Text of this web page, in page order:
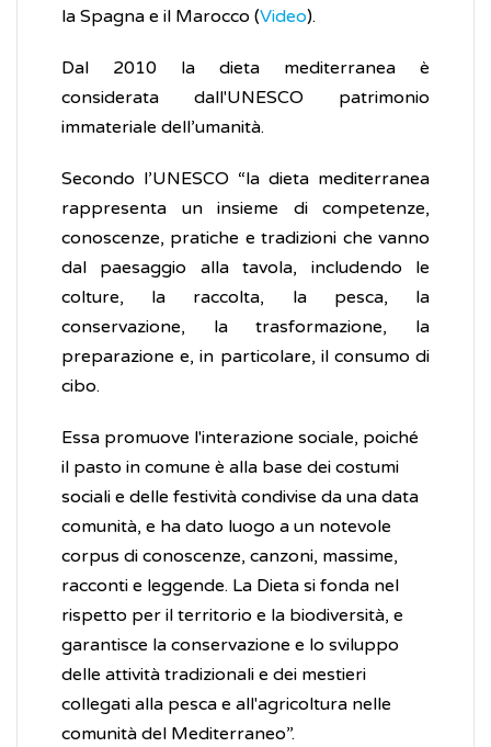
la Spagna e il Marocco (Video).
Dal 2010 la dieta mediterranea è
considerata dall'UNESCO patrimonio
immateriale dell’umanità.
Secondo l’UNESCO “la dieta mediterranea
rappresenta un insieme di competenze,
conoscenze, pratiche e tradizioni che vanno
dal paesaggio alla tavola, includendo le
colture, la raccolta, la pesca, la
conservazione, la trasformazione, la
preparazione e, in particolare, il consumo di
cibo.
Essa promuove l'interazione sociale, poiché
il pasto in comune è alla base dei costumi
sociali e delle festività condivise da una data
comunità, e ha dato luogo a un notevole
corpus di conoscenze, canzoni, massime,
racconti e leggende. La Dieta si fonda nel
rispetto per il territorio e la biodiversità, e
garantisce la conservazione e lo sviluppo
delle attività tradizionali e dei mestieri
collegati alla pesca e all'agricoltura nelle
comunità del Mediterraneo”.